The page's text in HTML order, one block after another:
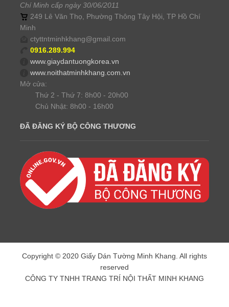
Chí Minh cấp ngày 30/06/2011
249 Lê Văn Thọ, Phường Thông Tây Hội, TP Hồ Chí
Minh
ctyttntminhkhang@gmail.com
0916.289.994
www.giaydantuongkorea.vn
www.noithatminhkhang.com.vn
Mở cửa:
Thứ 2 - Thứ 7: 8h00 - 20h00
Chủ Nhật: 8h00 - 16h00
ĐÃ ĐĂNG KÝ BỘ CÔNG THƯƠNG
Copyright © 2020 Giấy Dán Tường Minh Khang. All rights
reserved
CÔNG TY TNHH TRANG TRÍ NỘI THẤT MINH KHANG